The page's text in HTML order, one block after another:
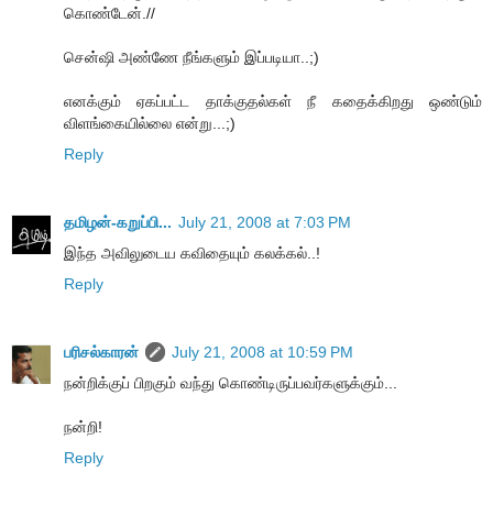
கொண்டேன்.//
சென்ஷி அண்ணே நீங்களும் இப்படியா..;)
எனக்கும் ஏகப்பட்ட தாக்குதல்கள் நீ கதைக்கிறது ஒண்டும்
விளங்கையில்லை என்று...;)
Reply
தமிழன்-கறுப்பி... July 21, 2008 at 7:03 PM
இந்த அவிலுடைய கவிதையும் கலக்கல்..!
Reply
பரிசல்காரன்
July 21, 2008 at 10:59 PM
நன்றிக்குப் பிறகும் வந்து கொண்டிருப்பவர்களுக்கும்...
நன்றி!
Reply